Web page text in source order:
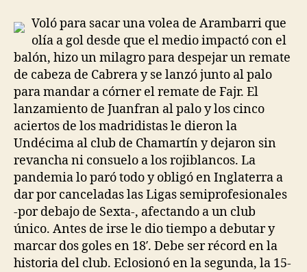
Voló para sacar una volea de Arambarri que
olía a gol desde que el medio impactó con el
balón, hizo un milagro para despejar un remate
de cabeza de Cabrera y se lanzó junto al palo
para mandar a córner el remate de Fajr. El
lanzamiento de Juanfran al palo y los cinco
aciertos de los madridistas le dieron la
Undécima al club de Chamartín y dejaron sin
revancha ni consuelo a los rojiblancos. La
pandemia lo paró todo y obligó en Inglaterra a
dar por canceladas las Ligas semiprofesionales
-por debajo de Sexta-, afectando a un club
único. Antes de irse le dio tiempo a debutar y
marcar dos goles en 18′. Debe ser récord en la
historia del club. Eclosionó en la segunda, la 15-